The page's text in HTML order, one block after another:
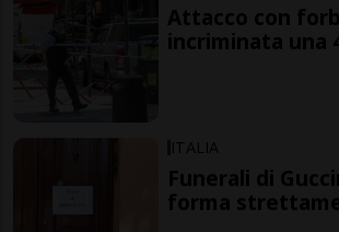
Attacco con
incriminata una
ITALIA
Funerali di
forma